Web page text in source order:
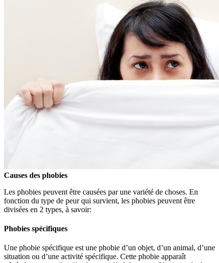
Causes des phobies
Les phobies peuvent être causées par une variété de choses. En
fonction du type de peur qui survient, les phobies peuvent être
divisées en 2 types, à savoir:
Phobies spécifiques
Une phobie spécifique est une phobie d’un objet, d’un animal, d’une
situation ou d’une activité spécifique. Cette phobie apparaît